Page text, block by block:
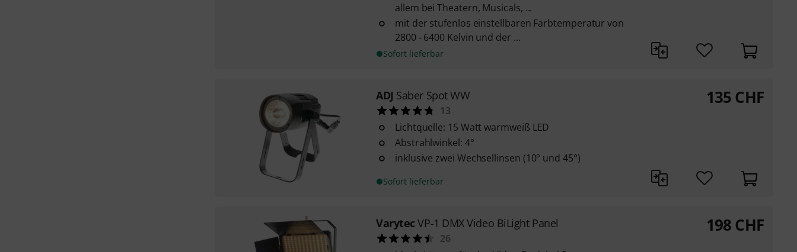
allem bei Theatern, Musicals, ...
mit der stufenlos einstellbaren Farbtemperatur von
2800 - 6400 Kelvin und der ...
Sofort lieferbar
ADJ Saber Spot WW
13
Lichtquelle: 15 Watt warmweiß LED
Abstrahlwinkel: 4°
inklusive zwei Wechsellinsen (10° und 45°)
Sofort lieferbar
135CHF
VarytecVP-1 DMX Video BiLight Panel
26
198CHF